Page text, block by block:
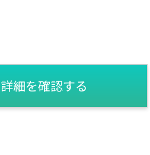
詳細を確認する